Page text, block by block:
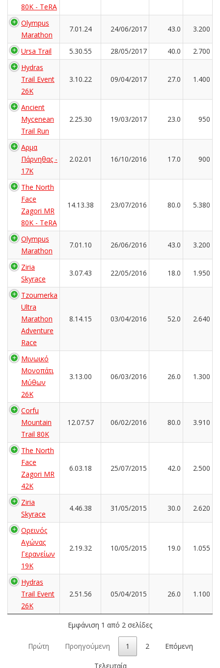
80K - TeRA
Olympus
Marathon
7.01.24 24/06/2017 43.0 3.200
Ursa Trail 5.30.55 28/05/2017 40.0
2.700
Hydras
Trail Event
26K
3.10.22 09/04/2017 27.0 1.400
Ancient
Mycenean
Trail Run
2.25.30 19/03/2017 23.0 950
Αρμα
Πάρνηθας -
17K
2.02.01 16/10/2016 17.0 900
The North
Face
Zagori MR
80K - TeRA
14.13.38 23/07/2016 80.0 5.380
Olympus
Marathon
7.01.10 26/06/2016 43.0 3.200
Ziria
Skyrace
3.07.43 22/05/2016 18.0 1.950
Tzoumerka
Ultra
Marathon
Adventure
Race
8.14.15 03/04/2016 52.0 2.640
Μινωικό
Μονοπάτι
Μύθων
26Κ
3.13.00 06/03/2016 26.0 1.300
Corfu
Mountain
Trail 80K
12.07.57 06/02/2016 80.0 3.910
The North
Face
Zagori MR
42K
6.03.18 25/07/2015 42.0 2.500
Ziria
Skyrace
4.46.38 31/05/2015 30.0 2.620
Ορεινός
Αγώνας
Γερανείων
19Κ
2.19.32 10/05/2015 19.0 1.055
Hydras
Trail Event
26K
2.51.56 05/04/2015 26.0 1.100
Εμφάνιση 1 από 2 σελίδες
Πρώτη Προηγούμενη 1 2 Επόμενη
Τελευταία